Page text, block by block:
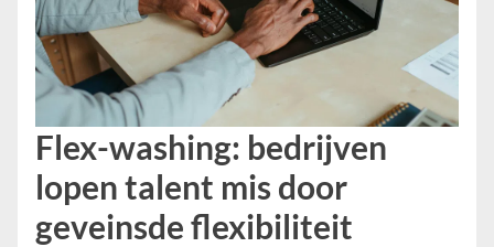
Flex-washing: bedrijven
lopen talent mis door
geveinsde flexibiliteit